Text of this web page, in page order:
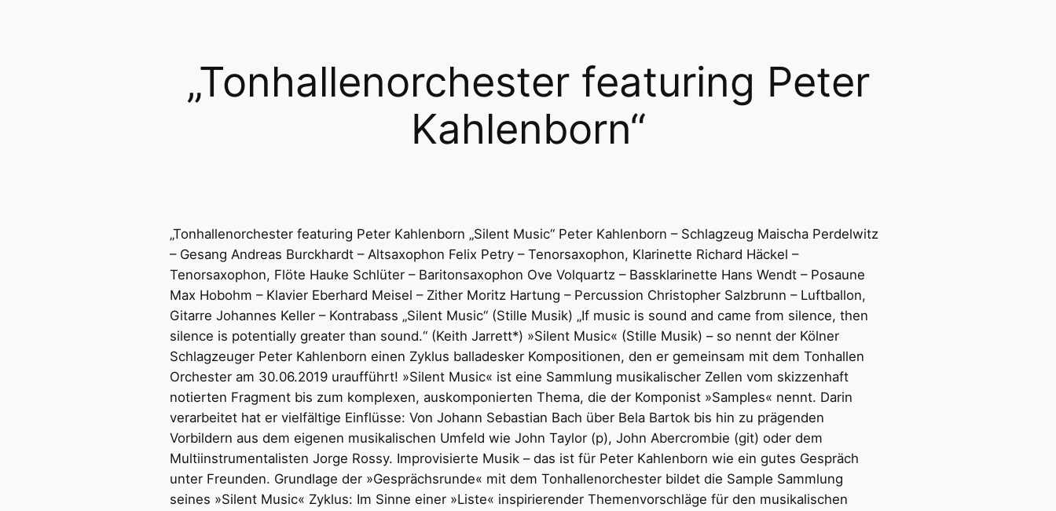
„Tonhallenorchester featuring Peter
Kahlenborn“
„Tonhallenorchester featuring Peter Kahlenborn „Silent Music“ Peter Kahlenborn – Schlagzeug Maischa Perdelwitz
– Gesang Andreas Burckhardt – Altsaxophon Felix Petry – Tenorsaxophon, Klarinette Richard Häckel –
Tenorsaxophon, Flöte Hauke Schlüter – Baritonsaxophon Ove Volquartz – Bassklarinette Hans Wendt – Posaune
Max Hobohm – Klavier Eberhard Meisel – Zither Moritz Hartung – Percussion Christopher Salzbrunn – Luftballon,
Gitarre Johannes Keller – Kontrabass „Silent Music“ (Stille Musik) „If music is sound and came from silence, then
silence is potentially greater than sound.“ (Keith Jarrett*) »Silent Music« (Stille Musik) – so nennt der Kölner
Schlagzeuger Peter Kahlenborn einen Zyklus balladesker Kompositionen, den er gemeinsam mit dem Tonhallen
Orchester am 30.06.2019 uraufführt! »Silent Music« ist eine Sammlung musikalischer Zellen vom skizzenhaft
notierten Fragment bis zum komplexen, auskomponierten Thema, die der Komponist »Samples« nennt. Darin
verarbeitet hat er vielfältige Einflüsse: Von Johann Sebastian Bach über Bela Bartok bis hin zu prägenden
Vorbildern aus dem eigenen musikalischen Umfeld wie John Taylor (p), John Abercrombie (git) oder dem
Multiinstrumentalisten Jorge Rossy. Improvisierte Musik – das ist für Peter Kahlenborn wie ein gutes Gespräch
unter Freunden. Grundlage der »Gesprächsrunde« mit dem Tonhallenorchester bildet die Sample Sammlung
seines »Silent Music« Zyklus: Im Sinne einer »Liste« inspirierender Themenvorschläge für den musikalischen